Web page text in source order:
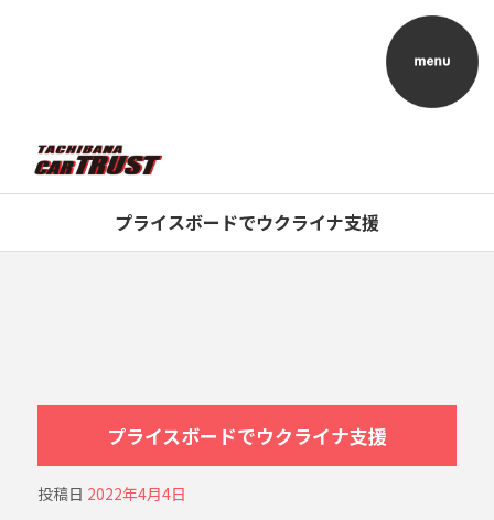
プライスボードでウクライナ支援
プライスボードでウクライナ支援
投稿日 2022年4月4日